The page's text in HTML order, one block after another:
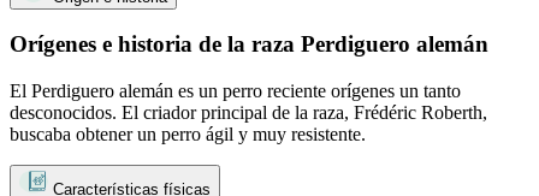
Orígenes e historia de la raza Perdiguero alemán
El Perdiguero alemán es un perro reciente orígenes un tanto
desconocidos. El criador principal de la raza, Frédéric Roberth,
buscaba obtener un perro ágil y muy resistente.
Características físicas